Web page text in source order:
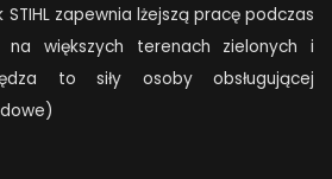
STIHL zapewnia lżejszą pracę podczas
na większych terenach zielonych i
to siły osoby obsługującej